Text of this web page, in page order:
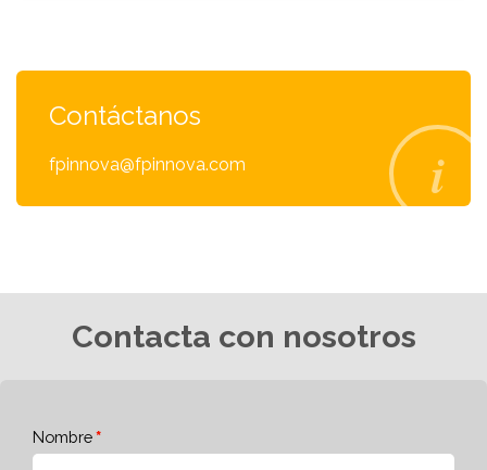
Contáctanos
fpinnova@fpinnova.com
Contacta con nosotros
Nombre